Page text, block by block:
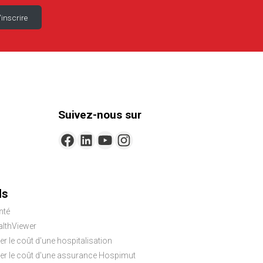
Suivez-nous sur
le coût d'une hospitalisation
le coût d'une assurance Hospimut